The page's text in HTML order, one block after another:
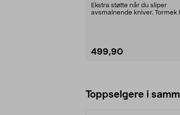
Ekstra støtte når du sliper
avsmalnende kniver. Tormek
499,90
Toppselgere i